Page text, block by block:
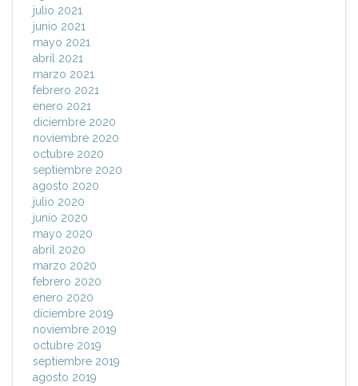
julio 2021
junio 2021
mayo 2021
abril 2021
marzo 2021
febrero 2021
enero 2021
diciembre 2020
noviembre 2020
octubre 2020
septiembre 2020
agosto 2020
julio 2020
junio 2020
mayo 2020
abril 2020
marzo 2020
febrero 2020
enero 2020
diciembre 2019
noviembre 2019
octubre 2019
septiembre 2019
agosto 2019